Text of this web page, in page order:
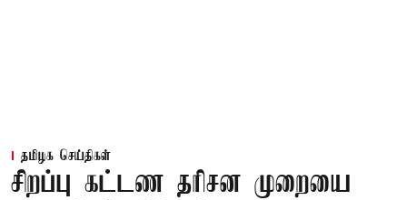
தமிழக செய்திகள்
சிறப்பு கட்டண தரிசன முறையை